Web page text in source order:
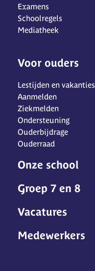
Examens
Schoolregels
Mediatheek
Voor ouders
Lestijden en vakanties
Aanmelden
Ziekmelden
Ondersteuning
Ouderbijdrage
Ouderraad
Onze school
Groep 7 en 8
Vacatures
Medewerkers